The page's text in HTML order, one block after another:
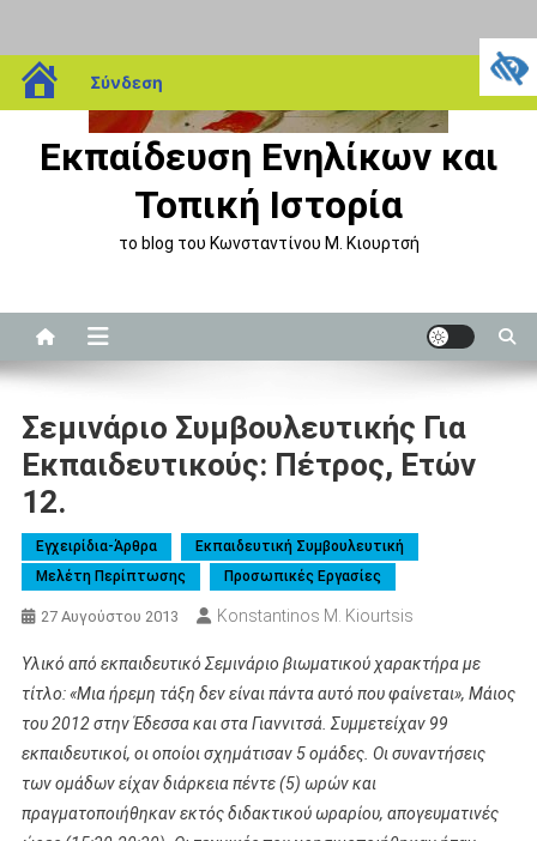
blogs.sch.gr
Σύνδεση
Μεταπηδήστε
στο
Εκπαίδευση Ενηλίκων και
Τοπική Ιστορία
το blog του Κωνσταντίνου Μ. Κιουρτσή
Σεμινάριο Συμβουλευτικής Για
Εκπαιδευτικούς: Πέτρος, Ετών
12.
Εγχειρίδια-Άρθρα
Εκπαιδευτική Συμβουλευτική
Μελέτη Περίπτωσης
Προσωπικές Εργασίες
27 Αυγούστου 2013 Konstantinos M. Kiourtsis
Υλικό από εκπαιδευτικό Σεμινάριο βιωματικού χαρακτήρα με
τίτλο:«Μια ήρεμη τάξη δεν είναι πάντα αυτό που φαίνεται», Μάιος
του 2012 στην Έδεσσα και στα Γιαννιτσά. Συμμετείχαν 99
εκπαιδευτικοί, οι οποίοι σχημάτισαν 5 ομάδες. Οι συναντήσεις
των ομάδων είχαν διάρκεια πέντε (5) ωρών και
πραγματοποιήθηκαν εκτός διδακτικού ωραρίου, απογευματινές